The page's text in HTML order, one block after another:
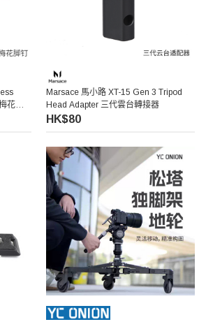
花腳
Marsace 馬小路 XT-15 Gen 3 Tripod
Head Adapter 三代雲台轉接器
HK$80